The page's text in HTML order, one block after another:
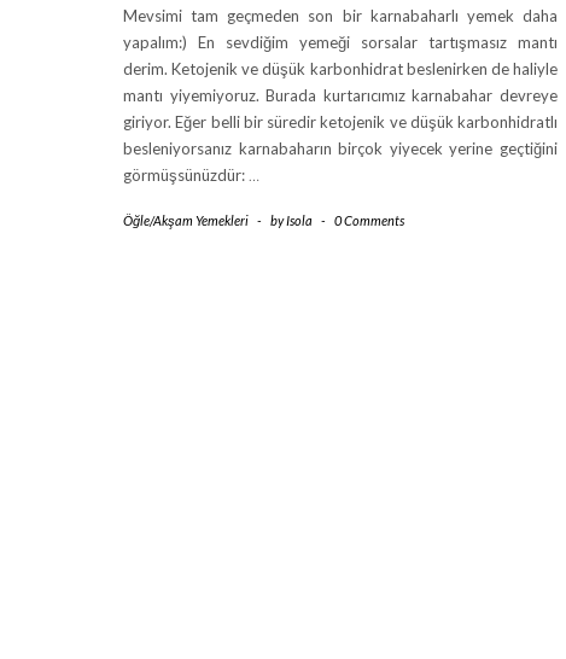
Mevsimi tam geçmeden son bir karnabaharlı yemek daha
yapalım:) En sevdiğim yemeği sorsalar tartışmasız mantı
derim. Ketojenik ve düşük karbonhidrat beslenirken de haliyle
mantı yiyemiyoruz. Burada kurtarıcımız karnabahar devreye
giriyor. Eğer belli bir süredir ketojenik ve düşük karbonhidratlı
besleniyorsanız karnabaharın birçok yiyecek yerine geçtiğini
görmüşsünüzdür: …
Öğle/Akşam Yemekleri - byIsola - 0 Comments